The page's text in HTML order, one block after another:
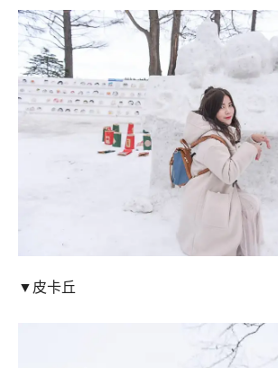
▼皮卡丘